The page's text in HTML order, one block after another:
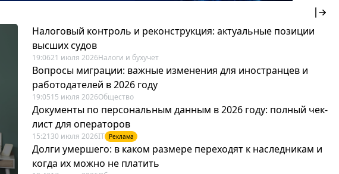
Налоговый контроль и реконструкция: актуальные позиции
высших судов
19:0621 июля 2026Налоги и бухучет
Вопросы миграции: важные изменения для иностранцев и
работодателей в 2026 году
19:0515 июля 2026Общество
Документы по персональным данным в 2026 году: полный чек-
лист для операторов
15:21 30 июля 2026IT Реклама
Долги умершего: в каком размере переходят к наследникам и
когда их можно не платить